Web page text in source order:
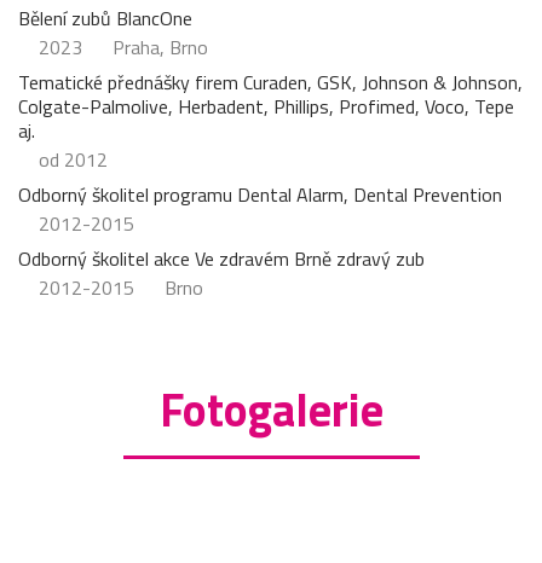
Bělení zubů BlancOne
2023
Praha, Brno
Tematické přednášky firem Curaden, GSK, Johnson & Johnson,
Colgate-Palmolive, Herbadent, Phillips, Profimed, Voco, Tepe
aj.
od 2012
Odborný školitel programu Dental Alarm, Dental Prevention
2012-2015
Odborný školitel akce Ve zdravém Brně zdravý zub
2012-2015
Brno
Fotogalerie